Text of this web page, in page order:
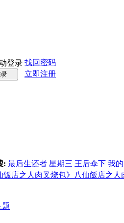
登录 找回密码
立即注册
: 最后生还者 星期三 王后伞下 我
饭店之人肉叉烧包》八仙飯店之人